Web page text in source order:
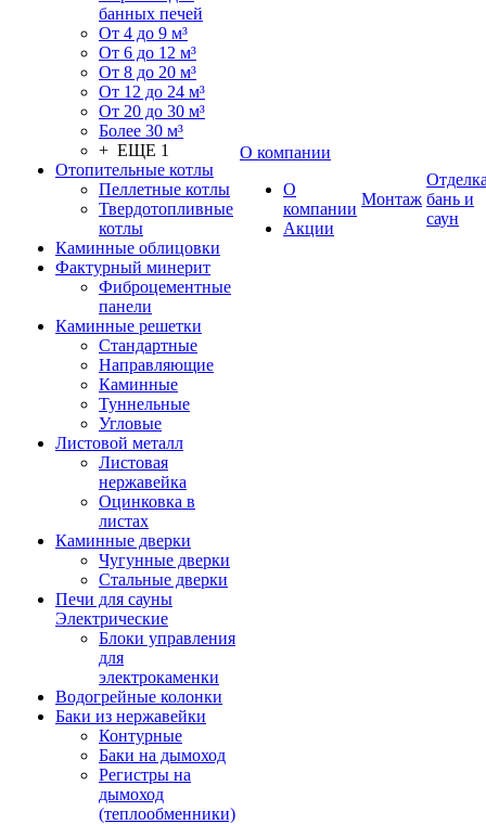
банных печей
От 4 до 9 м³
От 6 до 12 м³
От 8 до 20 м³
От 12 до 24 м³
От 20 до 30 м³
Более 30 м³
+ ЕЩЕ 1
Отопительные котлы
Пеллетные котлы
Твердотопливные
котлы
Каминные облицовки
Фактурный минерит
Фиброцементные
панели
Каминные решетки
Стандартные
Направляющие
Каминные
Туннельные
Угловые
Листовой металл
Листовая
нержавейка
Оцинковка в
листах
Каминные дверки
Чугунные дверки
Стальные дверки
Печи для сауны
Электрические
Блоки управления
для
электрокаменки
Водогрейные колонки
Баки из нержавейки
Контурные
Баки на дымоход
Регистры на
дымоход
(теплообменники)
О компании
О
компании
Акции
Монтаж бань и
саун